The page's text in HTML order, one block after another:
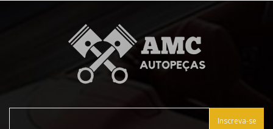
Inscreva-se